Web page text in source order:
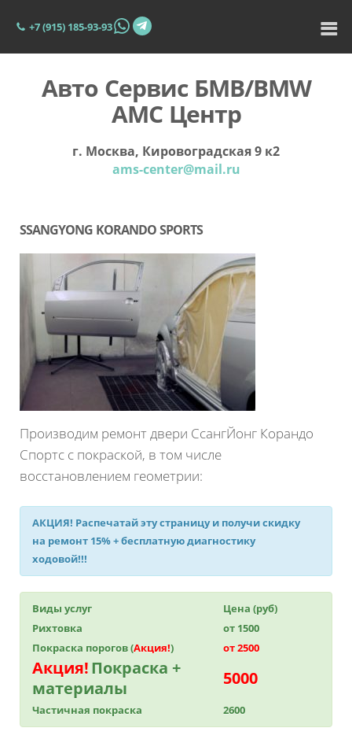
+7 (915) 185-93-93
Авто Сервис БМВ/BMW
АМС Центр
г. Москва, Кировоградская 9 к2
ams-center@mail.ru
SSANGYONG KORANDO SPORTS
Производим ремонт двери СсангЙонг Корандо
Спортс с покраской, в том числе
восстановлением геометрии:
АКЦИЯ! Распечатай эту страницу и получискидку
на ремонт 15%+ бесплатную диагностику
ходовой!!!
Виды услуг
Цена (руб)
Рихтовка
от 1500
Покраска порогов (Акция!) от 2500
Акция!Покраска +
материалы
5000
Частичная покраска 2600